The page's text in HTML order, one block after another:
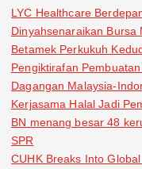
LYC Healthcare
Dinyahsenaraikan Bursa
Betamek Perkukuh
Pengiktirafan
Dagangan Malaysia-
Kerjasama Halal Jadi
BN menang besar 48
SPR
CUHK Breaks Into